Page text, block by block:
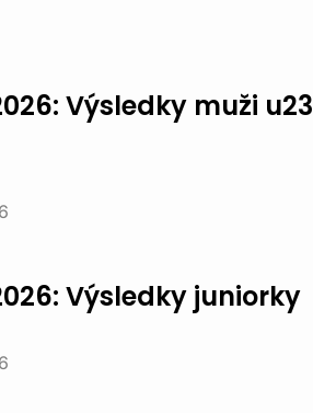
Výsledky muži u23
Výsledky juniorky